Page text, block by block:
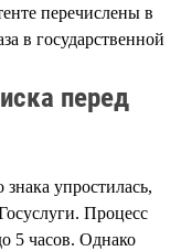
перечислены в
в государственной
перед
знака упростилась,
Процесс
5 часов. Однако